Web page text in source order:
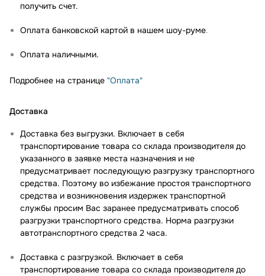
получить счет.
Оплата банковской картой в нашем шоу-руме.
Оплата наличными.
Подробнее на странице "Оплата"
Доставка
Доставка без выгрузки. Включает в себя
транспортирование товара со склада производителя до
указанного в заявке места назначения и не
предусматривает последующую разгрузку транспортного
средства. Поэтому во избежание простоя транспортного
средства и возникновения издержек транспортной
службы просим Вас заранее предусматривать способ
разгрузки транспортного средства. Норма разгрузки
автотранспортного средства 2 часа.
Доставка с разгрузкой. Включает в себя
транспортирование товара со склада производителя до